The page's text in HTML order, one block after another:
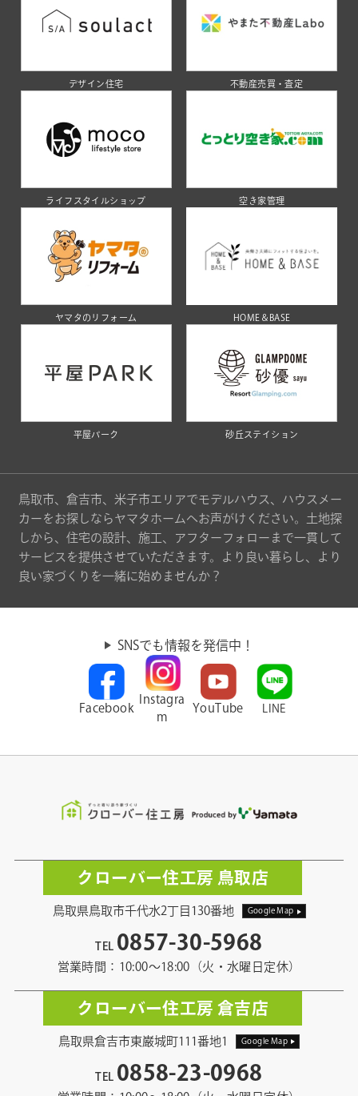
デザイン住宅 不動産売買・査定
ライフスタイルショップ 空き家管理
ヤマタのリフォーム HOME＆BASE
平屋パーク 砂丘ステイション
鳥取市、倉吉市、米子市エリアでモデルハウス、ハウスメー
カーをお探しならヤマタホームへお声がけください。土地探
しから、住宅の設計、施工、アフターフォローまで一貫して
サービスを提供させていただきます。より良い暮らし、より
良い家づくりを一緒に始めませんか？
SNSでも情報を発信中！
Facebook
Instagra
m
YouTube LINE
クローバー住工房 鳥取店
鳥取県鳥取市千代水2丁目130番地 Google Map
TEL 0857-30-5968
営業時間：10:00〜18:00（火・水曜日定休）
クローバー住工房 倉吉店
鳥取県倉吉市東巌城町111番地1 Google Map
TEL 0858-23-0968